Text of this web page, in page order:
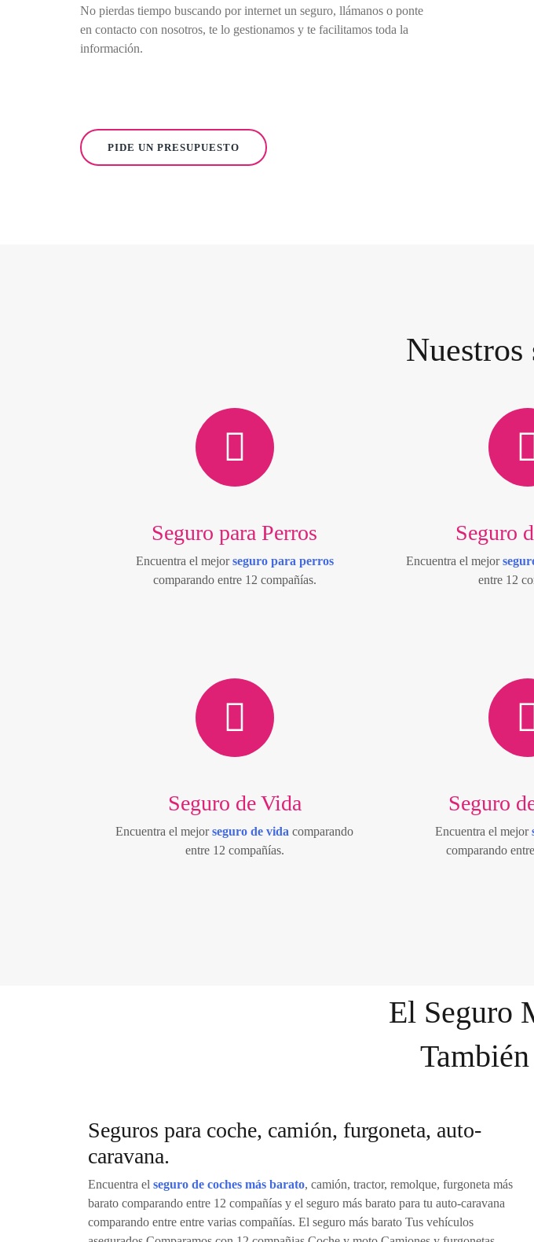
No pierdas tiempo buscando por internet un seguro, llámanos o ponte
en contacto con nosotros, te lo gestionamos y te facilitamos toda la
información.
PIDE UN PRESUPUESTO
Seguro para Perros
Encuentra el mejorseguro para perros
comparando entre 12 compañías.
Seguro
Encuentra el mejor
entre 12
Seguro de Vida
Encuentra el mejorseguro de vida comparando
entre 12 compañías.
Seguro
Encuentra el mejor
comparando
El Seguro
Seguros para coche, camión, furgoneta, auto-
caravana.
Encuentra el seguro de coches más barato, camión, tractor, remolque, furgoneta más
barato comparando entre 12 compañías y el seguro más barato para tu auto-caravana
comparando entre entre varias compañías. El seguro más barato Tus vehículos